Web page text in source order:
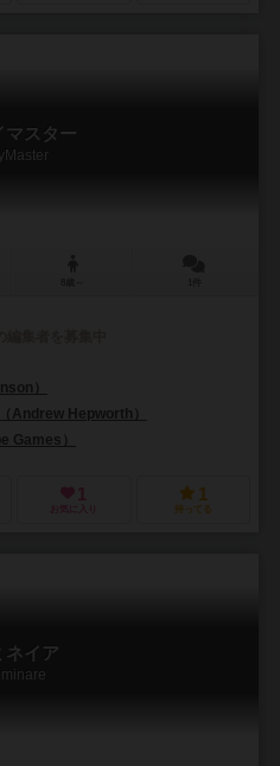
マスター
）
Andrew Hepworth）
Games）
1
お気に入り
1
持ってる
ネイア